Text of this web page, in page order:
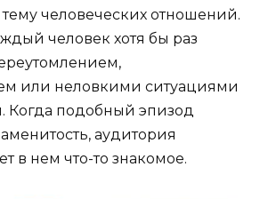
человеческих отношений.
человек хотя бы раз
или неловкими ситуациями
Когда подобный эпизод
аудитория
в нем что-то знакомое.